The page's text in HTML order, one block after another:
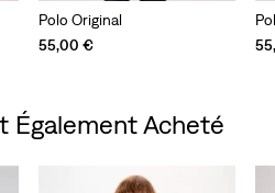
Polo Original
55,00 €
Également Acheté